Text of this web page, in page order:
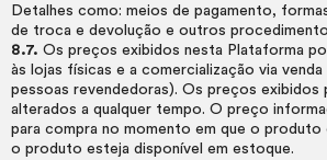
Detalhes como: meios de pagamento,
de troca e devolução e outros
8.7. Os preços exibidos nesta Plataforma
às lojas físicas e a comercialização via
pessoas revendedoras). Os preços exibidos
alterados a qualquer tempo. O preço
para compra no momento em que o produto
o produto esteja disponível em estoque.